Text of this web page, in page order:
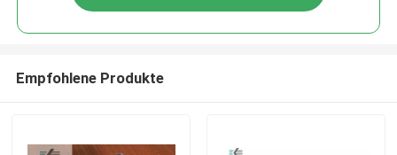
Empfohlene Produkte